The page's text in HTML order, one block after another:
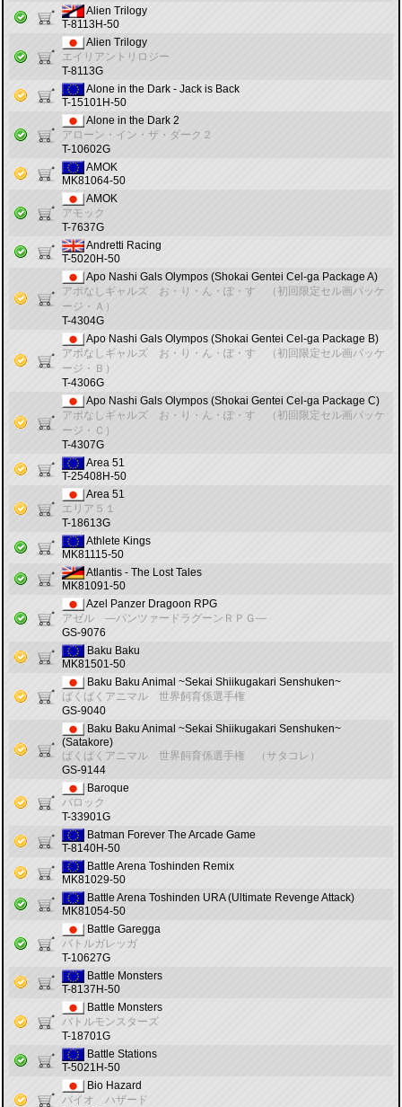
Alien Trilogy
T-8113H-50
Alien Trilogy
エイリアントリロジー
T-8113G
Alone in the Dark - Jack is Back
T-15101H-50
Alone in the Dark 2
アローン・イン・ザ・ダーク２
T-10602G
AMOK
MK81064-50
AMOK
アモック
T-7637G
Andretti Racing
T-5020H-50
Apo Nashi Gals Olympos (Shokai Gentei Cel-ga Package A)
アポなしギャルズ お・り・ん・ぽ・す （初回限定セル画パッケ
ージ・Ａ）
T-4304G
Apo Nashi Gals Olympos (Shokai Gentei Cel-ga Package B)
アポなしギャルズ お・り・ん・ぽ・す （初回限定セル画パッケ
ージ・Ｂ）
T-4306G
Apo Nashi Gals Olympos (Shokai Gentei Cel-ga Package C)
アポなしギャルズ お・り・ん・ぽ・す （初回限定セル画パッケ
ージ・Ｃ）
T-4307G
Area 51
T-25408H-50
Area 51
エリア５１
T-18613G
Athlete Kings
MK81115-50
Atlantis - The Lost Tales
MK81091-50
Azel Panzer Dragoon RPG
アゼル ―パンツァードラグーンＲＰＧ―
GS-9076
Baku Baku
MK81501-50
Baku Baku Animal ~Sekai Shiikugakari Senshuken~
ばくばくアニマル 世界飼育係選手権
GS-9040
Baku Baku Animal ~Sekai Shiikugakari Senshuken~
(Satakore)
ばくばくアニマル 世界飼育係選手権 （サタコレ）
GS-9144
Baroque
バロック
T-33901G
Batman Forever The Arcade Game
T-8140H-50
Battle Arena Toshinden Remix
MK81029-50
Battle Arena Toshinden URA (Ultimate Revenge Attack)
MK81054-50
Battle Garegga
バトルガレッガ
T-10627G
Battle Monsters
T-8137H-50
Battle Monsters
バトルモンスターズ
T-18701G
Battle Stations
T-5021H-50
Bio Hazard
バイオ ハザード